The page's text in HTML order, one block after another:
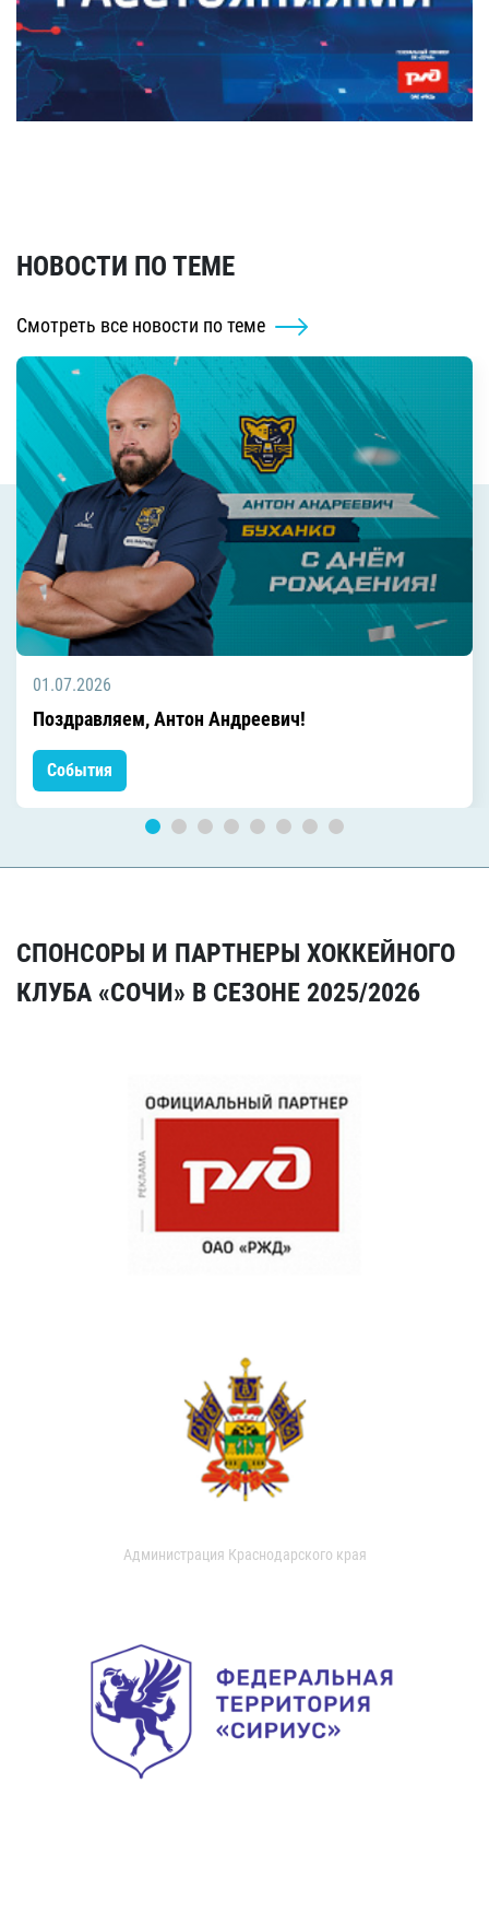
НОВОСТИ ПО ТЕМЕ
Смотреть все новости по теме
01.07.2026
Поздравляем, Антон Андреевич!
События
СПОНСОРЫ И ПАРТНЕРЫ ХОККЕЙНОГО
КЛУБА «СОЧИ» В СЕЗОНЕ 2025/2026
Администрация Краснодарского края